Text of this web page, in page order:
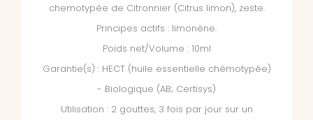
chemotypée de Citronnier (Citrus limon), zeste.
Principes actifs : limonène.
Poids net/Volume : 10ml
Garantie(s) : HECT (huile essentielle chémotypée)
- Biologique (AB; Certisys)
Utilisation : 2 gouttes, 3 fois par jour sur un